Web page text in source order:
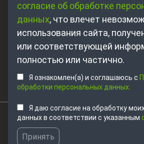
согласие об обработке
данных, что влечет
использования сайта,
или соответствующей
полностью или частично.
Я ознакомлен(а) и соглашаюсь с
обработки персональных данных.
Я даю согласие на обработку
данных в соответствии с указанным
Принять
Партнерам
О компании
Контакты
+7 495 698-63-89
sales@unitsolutions.ru
© 2026. ООО Клевермик. Все
Информация представленая на